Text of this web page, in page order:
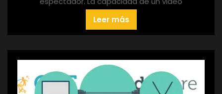
Leer más